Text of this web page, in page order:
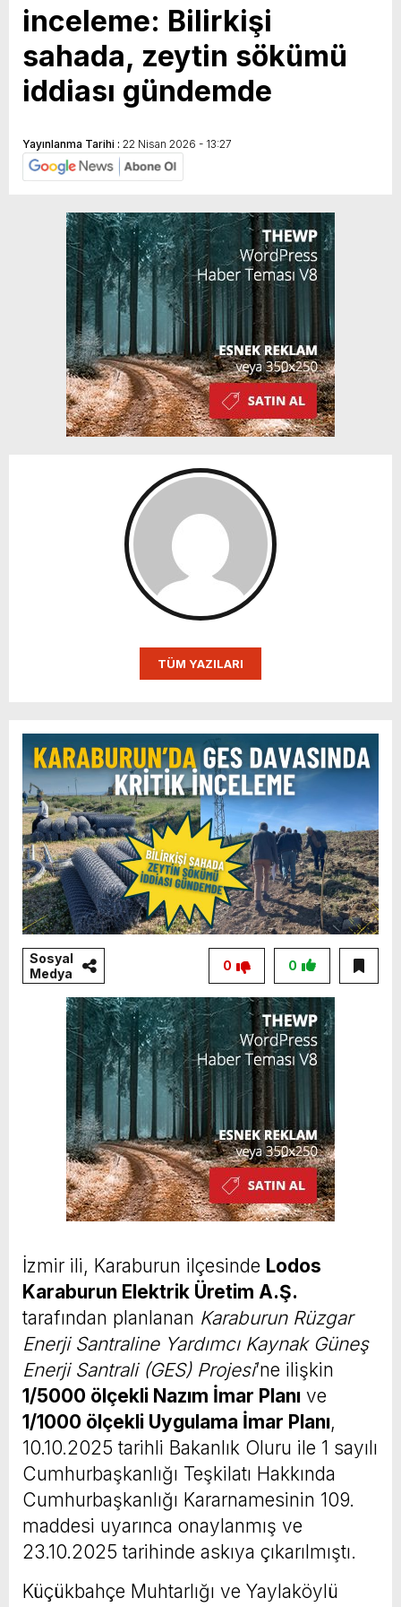
inceleme: Bilirkişi
sahada, zeytin sökümü
iddiası gündemde
Yayınlanma Tarihi : 22 Nisan 2026 - 13:27
TÜM YAZILARI
Sosyal
Medya
0
0
İzmir ili, Karaburun ilçesinde Lodos
Karaburun Elektrik Üretim A.Ş.
tarafından planlanan Karaburun Rüzgar
Enerji Santraline Yardımcı Kaynak Güneş
Enerji Santrali (GES) Projesi’ne ilişkin
1/5000 ölçekli Nazım İmar Planı ve
1/1000 ölçekli Uygulama İmar Planı,
10.10.2025 tarihli Bakanlık Oluru ile 1 sayılı
Cumhurbaşkanlığı Teşkilatı Hakkında
Cumhurbaşkanlığı Kararnamesinin 109.
maddesi uyarınca onaylanmış ve
23.10.2025 tarihinde askıya çıkarılmıştı.
Küçükbahçe Muhtarlığı ve Yaylaköylü